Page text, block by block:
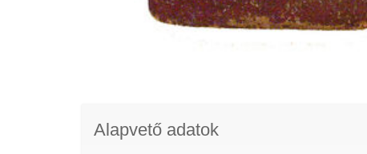
Alapvető adatok